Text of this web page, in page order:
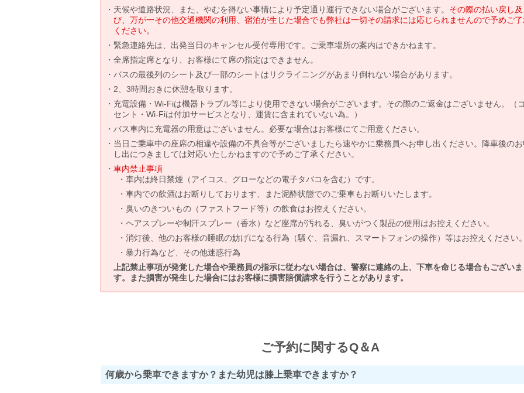
天候や道路状況、また、やむを得ない事情により予定通り運行できない場合がございます。 その際の払い戻し及
び、万が一その他交通機関の利用、宿泊が生じた場合でも弊社は一切その請求には応じられませんので予めご
ください。
緊急連絡先は、出発当日のキャンセル受付専用です。ご乗車場所の案内はできかねます。
全席指定席となり、お客様にて席の指定はできません。
バスの最後列のシート及び一部のシートはリクライニングがあまり倒れない場合があります。
2、3時間おきに休憩を取ります。
充電設備・Wi-Fiは機器トラブル等により使用できない場合がございます。その際のご返金はございません。（
セント・Wi-Fiは付加サービスとなり、運賃に含まれていない為。）
バス車内に充電器の用意はございません。必要な場合はお客様にてご用意ください。
当日ご乗車中の座席の相違や設備の不具合等がございましたら速やかに乗務員へお申し出ください。降車後の
し出につきましては対応いたしかねますので予めご了承ください。
車内禁止事項
車内は終日禁煙（アイコス、グローなどの電子タバコを含む）です。
車内での飲酒はお断りしております、また泥酔状態でのご乗車もお断りいたします。
臭いのきついもの（ファストフード等）の飲食はお控えください。
ヘアスプレーや制汗スプレー（香水）など座席が汚れる、臭いがつく製品の使用はお控えください。
消灯後、他のお客様の睡眠の妨げになる行為（騒ぐ、音漏れ、スマートフォンの操作）等はお控えください
暴力行為など、その他迷惑行為
上記禁止事項が発覚した場合や乗務員の指示に従わない場合は、警察に連絡の上、下車を命じる場合もございま
す。また損害が発生した場合にはお客様に損害賠償請求を行うことがあります。
ご予約に関するQ＆A
何歳から乗車できますか？また幼児は膝上乗車できますか？